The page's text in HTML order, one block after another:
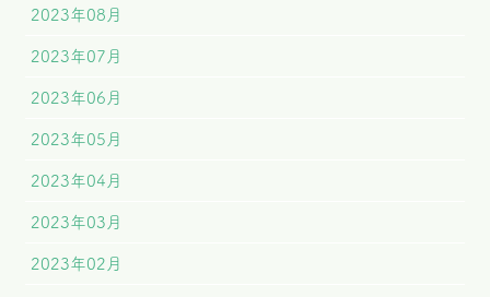
2023年08月
2023年07月
2023年06月
2023年05月
2023年04月
2023年03月
2023年02月